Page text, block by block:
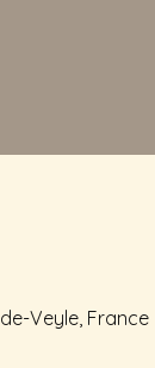
Veyle, France